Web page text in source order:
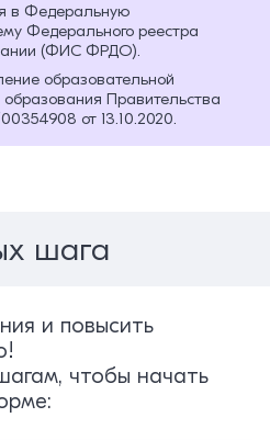
в Федеральную
Федерального реестра
(ФИС ФРДО).
образовательной
образования Правительства
от 13.10.2020.
шага
и повысить
чтобы начать